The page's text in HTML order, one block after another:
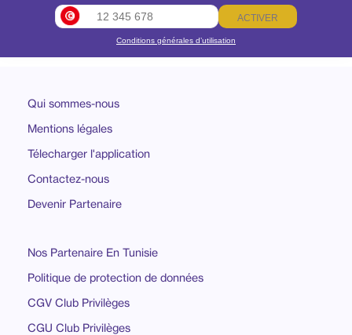
ACTIVER
Conditions générales d’utilisation
Qui sommes-nous
Mentions légales
Télecharger l'application
Contactez-nous
Devenir Partenaire
Nos Partenaire En Tunisie
Politique de protection de données
CGV Club Privilèges
CGU Club Privilèges